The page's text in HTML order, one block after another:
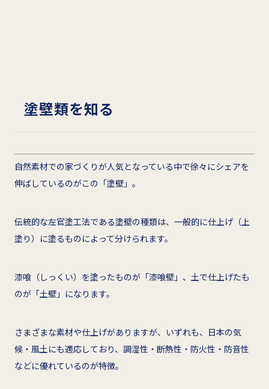
塗壁類を知る
自然素材での家づくりが人気となっている中で徐々にシェアを
伸ばしているのがこの「塗壁」。
伝統的な左官塗工法である塗壁の種類は、一般的に仕上げ（上
塗り）に塗るものによって分けられます。
漆喰（しっくい）を塗ったものが「漆喰壁」、土で仕上げたも
のが「土壁」になります。
さまざまな素材や仕上げがありますが、いずれも、日本の気
候・風土にも適応しており、調湿性・断熱性・防火性・防音性
などに優れているのが特徴。